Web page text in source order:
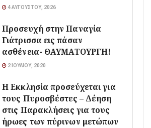
4 ΑΥΓΟΎΣΤΟΥ, 2026
Προσευχή στην Παναγία
Γιάτρισσα εις πάσαν
ασθένεια- ΘΑΥΜΑΤΟΥΡΓΗ!
2 ΙΟΥΛΊΟΥ, 2020
Η Εκκλησία προσεύχεται για
τους Πυροσβέστες – Δέηση
στις Παρακλήσεις για τους
ήρωες των πύρινων μετώπων